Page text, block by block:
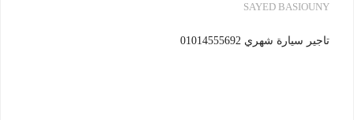
SAYED BASIOUNY
تاجير سيارة شهري 01014555692